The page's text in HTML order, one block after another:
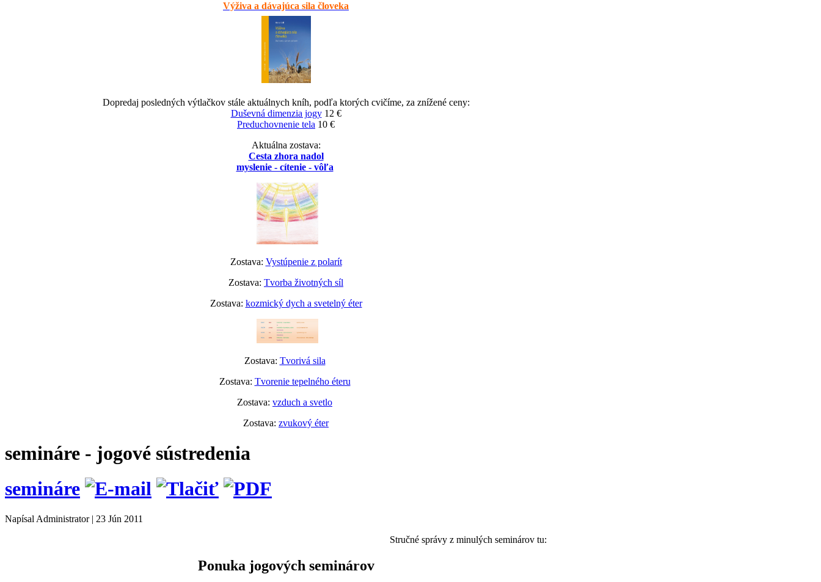
Výživa a dávajúca sila človeka
Dopredaj posledných výtlačkov stále aktuálnych kníh, podľa ktorých cvičíme, za znížené ceny:
Duševná dimenzia jogy12 €
Preduchovnenie tela 10 €
Aktuálna zostava:
Cesta zhora nadol
myslenie - cítenie - vôľa
Zostava: Vystúpenie z polarít
Zostava: Tvorba životných síl
Zostava: kozmický dych a svetelný éter
Zostava: Tvorivá sila
Zostava: Tvorenie tepelného éteru
Zostava: vzduch a svetlo
Zostava: zvukový éter
semináre - jogové sústredenia
semináre
Napísal Administrator | 23 Jún 2011
Stručné správy z minulých seminárov tu:
Ponuka jogových seminárov